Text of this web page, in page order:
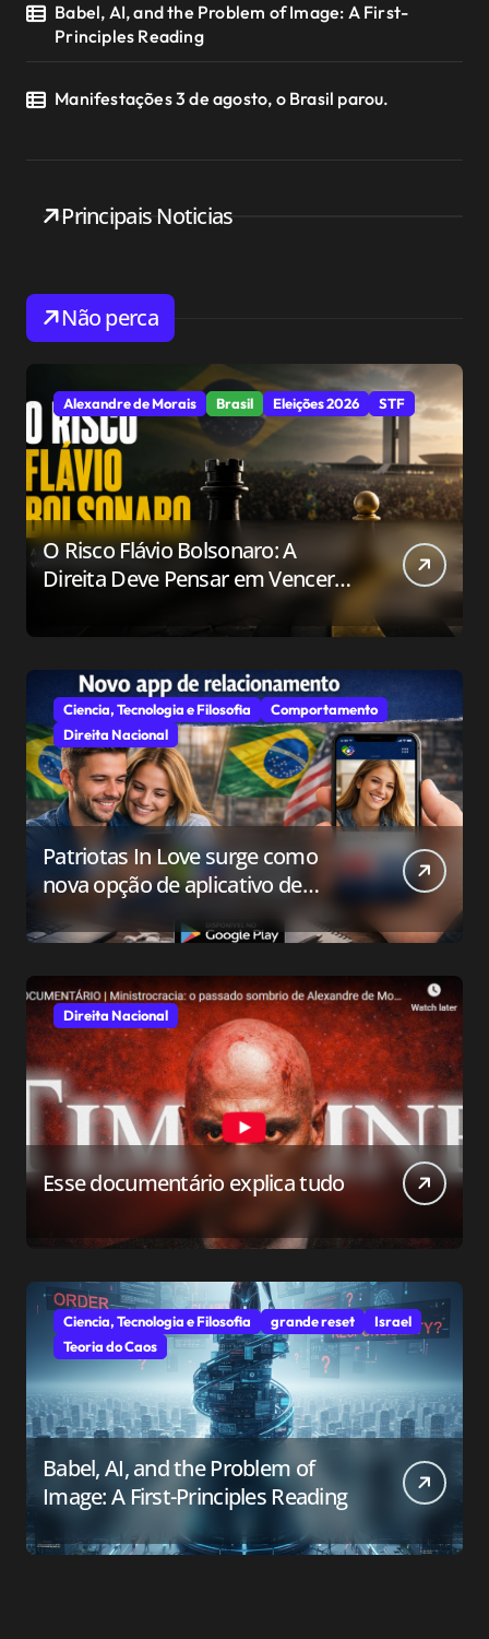
Babel, AI, and the Problem of Image: A First-
Principles Reading
Manifestações 3 de agosto, o Brasil parou.
Principais Noticias
Não perca
Alexandre de Morais Brasil Eleições 2026 STF
O Risco Flávio Bolsonaro: A
Direita Deve Pensar em Vencer
Ciencia, Tecnologia e Filosofia
Comportamento
Direita Nacional
Patriotas In Love surge como
nova opção de aplicativo de
relacionamento para o público
conservador
Direita Nacional
Esse documentário explica tudo
Ciencia, Tecnologia e Filosofia grande reset
Israel
Teoria do Caos
Babel, AI, and the Problem of
Image: A First-Principles Reading